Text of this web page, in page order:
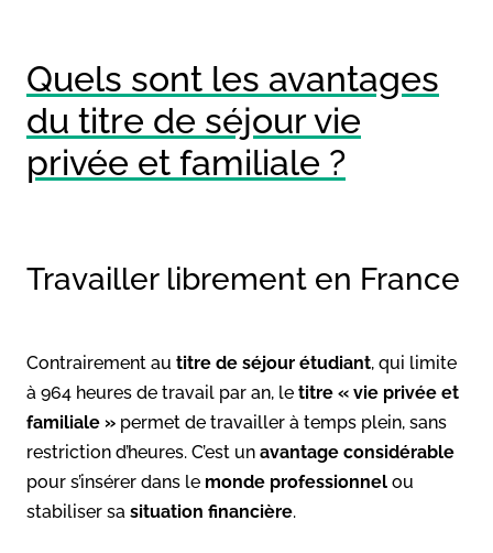
Quels sont les avantages
du titre de séjour vie
privée et familiale ?
Travailler librement en France
Contrairement au titre de séjour étudiant, qui limite
à 964 heures de travail par an, le titre « vie privée et
familiale » permet de travailler à temps plein, sans
restriction d’heures. C’est un avantage considérable
pour s’insérer dans le monde professionnel ou
stabiliser sa situation financière.